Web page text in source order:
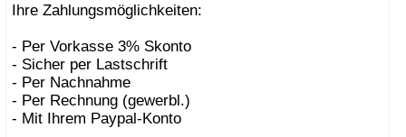
Ihre Zahlungsmöglichkeiten:
- Per Vorkasse 3% Skonto
- Sicher per Lastschrift
- Per Nachnahme
- Per Rechnung (gewerbl.)
- Mit Ihrem Paypal-Konto